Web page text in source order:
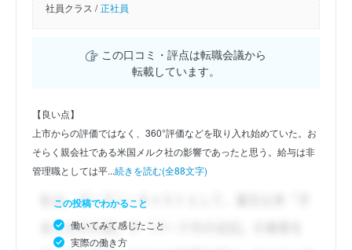
社員クラス / 正社員
この口コミ・評点は転職会議から
転載しています。
【良い点】
上市からの評価ではなく、360°評価などを取り入れ始めていた。お
そらく親会社である米国メルク社の影響であったと思う。給与は非
管理職としては平...続きを読む(全88文字)
この投稿でわかること
働いてみて感じたこと
実際の働き方